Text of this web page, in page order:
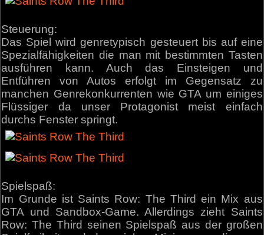
Steuerung:
Das Spiel wird genretypisch gesteuert bis auf eine
Spezialfähigkeiten die man mit bestimmten Tasten
ausführen kann. Auch das Einsteigen und
Entführen von Autos erfolgt im Gegensatz zu
manchen Genrekonkurrenten wie GTA um einiges
Flüssiger da unser Protagonist meist einfach
durchs Fenster springt.
Spielspaß:
Im Grunde ist Saints Row: The Third ein Mix aus
GTA und Sandbox-Game. Allerdings zieht Saints
Row: The Third seinen Spielspaß aus der großen